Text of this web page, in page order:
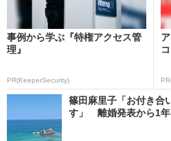
事例から学ぶ『特権アクセス管
理』
PR(KeeperSecurity)
篠田麻里子「お付き合
す」 離婚発表から1年